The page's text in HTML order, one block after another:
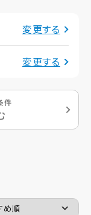
変更する
変更する
件